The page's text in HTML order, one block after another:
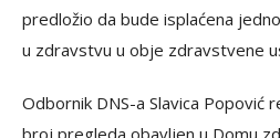
predložio da bude isplaćena
u zdravstvu u obje zdravstvene
Odbornik DNS-a Slavica Popović
broj pregleda obavljen u Domu